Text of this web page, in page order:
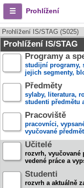
Prohlížení
Prohlížení IS/STAG (S025)
Prohlížení IS/STAG
Programy a
studijní programy,
jejich segmenty,
Předměty
sylaby, literatura,
studenti předmětu
Pracoviště
pracovníci,
vyučované
Učitelé
rozvrh, vyučované
vedené práce a
Studenti
rozvrh a aktuálně